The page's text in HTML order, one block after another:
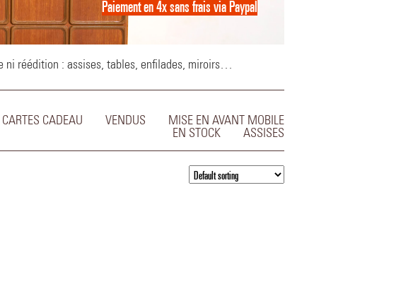
Paiement en 4x sans frais via Paypal
ni réédition : assises, tables, enfilades, miroirs…
MISE EN AVANT MOBILE
VENDUS
CARTES CADEAU
ASSISES
EN STOCK